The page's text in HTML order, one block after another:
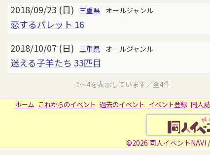
2018/09/23 (日)
三重県 オールジャンル
恋するパレット 16
2018/10/07 (日)
三重県 オールジャンル
迷える子羊たち 33匹目
1～4を表示しています／全4件
ホーム これからのイベント 過去のイベント イベント登録 同人
©2026 同人イベントNAVI /